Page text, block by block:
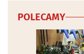
POLECAMY